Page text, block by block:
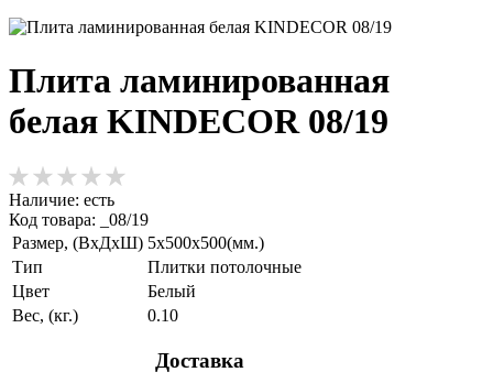
Плита ламинированная
белая KINDECOR 08/19
Наличие: есть
Код товара: _08/19
Размер, (ВхДхШ) 5х500х500(мм.)
Тип
Плитки потолочные
Цвет
Белый
Вес, (кг.)
0.10
Доставка